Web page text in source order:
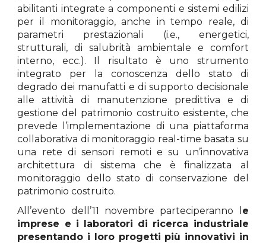
abilitanti integrate a componenti e sistemi edilizi
per il monitoraggio, anche in tempo reale, di
parametri prestazionali (i.e., energetici,
strutturali, di salubrità ambientale e comfort
interno, ecc.). Il risultato è uno strumento
integrato per la conoscenza dello stato di
degrado dei manufatti e di supporto decisionale
alle attività di manutenzione predittiva e di
gestione del patrimonio costruito esistente, che
prevede l’implementazione di una piattaforma
collaborativa di monitoraggio real-time basata su
una rete di sensori remoti e su un’innovativa
architettura di sistema che è finalizzata al
monitoraggio dello stato di conservazione del
patrimonio costruito.
All’evento dell’11 novembre parteciperanno l e
imprese e i laboratori di ricerca industriale
presentando i loro progetti più innovativi in